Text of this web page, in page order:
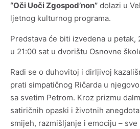
Zbirka moderne i suvremene
Arheološka zbirka „Vela spila“
Zbirka crteža iz donacije Sudac
Zbirka drvenih maketa brodova
Kotarca
“Oči Uoči Zgospod’non” dolazi u
ljetnog kulturnog programa.
Predstava će biti izvedena u petak,
u 21:00 sat u dvorištu Osnovne
Radi se o duhovitoj i dirljivoj
prati simpatičnog Ričarda u
sa svetim Petrom. Kroz prizmu
satiričnih opaski i životnih
smijeh, razmišljanje i emociju –